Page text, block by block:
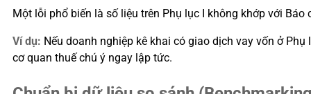
Một lỗi phổ biến là số liệu trên Phụ lục I không khớp với
Ví dụ: Nếu doanh nghiệp kê khai có giao dịch vay vốn ở
cơ quan thuế chú ý ngay lập tức.